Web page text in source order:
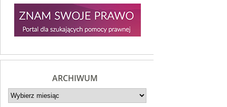
ARCHIWUM
Archiwum